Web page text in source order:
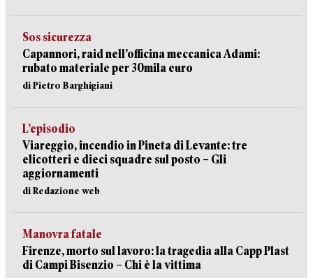
Sos sicurezza
Capannori, raid nell’officina meccanica Adami:
rubato materiale per 30mila euro
di Pietro Barghigiani
L’episodio
Viareggio, incendio in Pineta di Levante: tre
elicotteri e dieci squadre sul posto – Gli
aggiornamenti
di Redazione web
Manovra fatale
Firenze, morto sul lavoro: la tragedia alla Capp Plast
di Campi Bisenzio – Chi è la vittima